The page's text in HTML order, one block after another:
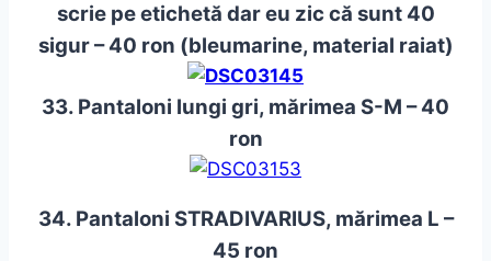
scrie pe etichetă dar eu zic că sunt 40
sigur – 40 ron (bleumarine, material raiat)
33. Pantaloni lungi gri, mărimea S-M – 40
ron
34. Pantaloni STRADIVARIUS, mărimea L –
45 ron